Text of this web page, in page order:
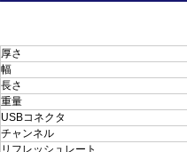
厚さ
幅
長さ
重量
USBコネクタ
チャンネル
リフレッシュレート